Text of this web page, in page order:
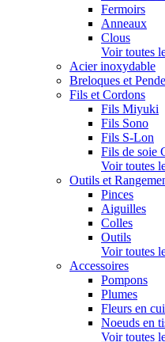
Fermoirs
Anneaux
Clous
Voir toutes
Acier inoxydable
Breloques et
Fils et Cordons
Fils Miyuki
Fils Sono
Fils S-Lon
Fils de soie
Voir toutes
Outils et
Pinces
Aiguilles
Colles
Outils
Voir toutes
Accessoires
Pompons
Plumes
Fleurs en
Noeuds en
Voir toutes